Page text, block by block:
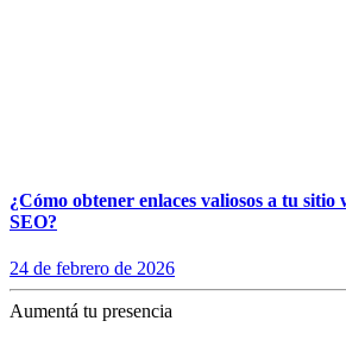
¿Cómo obtener enlaces valiosos a tu
SEO?
24 de febrero de 2026
Aumentá tu presencia